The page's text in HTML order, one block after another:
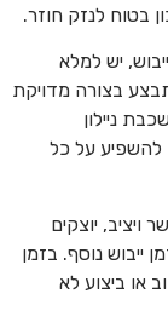
בטוח לנזק חוזר.
יש למלא
בצורה מדויקת
ניילון
להשפיע על כל
ויציב, יוצקים
ייבוש נוסף. בזמן
או ביצוע לא